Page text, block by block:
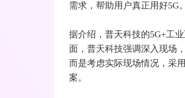
需求，帮助用户真正用好5G。
据介绍，普天科技的5G+工
面，普天科技强调深入现场
而是考虑实际现场情况，采
案。